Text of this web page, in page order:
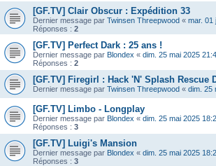
[GF.TV] Clair Obscur : Expédition 33
Dernier message par Twinsen Threepwood « mar. 01
Réponses : 2
[GF.TV] Perfect Dark : 25 ans !
Dernier message par Blondex « dim. 25 mai 2025
Réponses : 2
[GF.TV] Firegirl : Hack 'N' Splash Rescue
Dernier message par Twinsen Threepwood « dim. 25
[GF.TV] Limbo - Longplay
Dernier message par Blondex « dim. 25 mai 2025
Réponses : 3
[GF.TV] Luigi's Mansion
Dernier message par Blondex « dim. 25 mai 2025
Réponses : 3